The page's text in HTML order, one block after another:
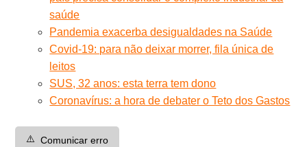
saúde
Pandemia exacerba desigualdades na Saúde
Covid-19: para não deixar morrer, fila única de
leitos
SUS, 32 anos: esta terra tem dono
Coronavírus: a hora de debater o Teto dos Gastos
⚠️ Comunicar erro